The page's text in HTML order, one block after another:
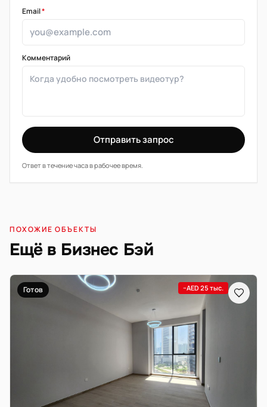
Email*
Комментарий
Отправить запрос
Ответ в течение часа в рабочее время.
ПОХОЖИЕ ОБЪЕКТЫ
Ещё в Бизнес Бэй
Готов −AED 25 тыс.